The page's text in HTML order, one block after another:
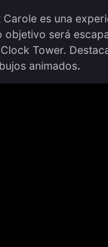
es una
será
Tower.
animados.